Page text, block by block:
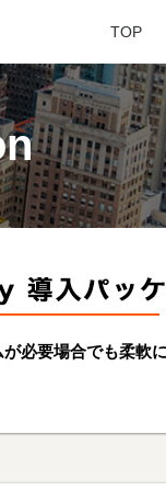
TOP
必要場合でも柔軟